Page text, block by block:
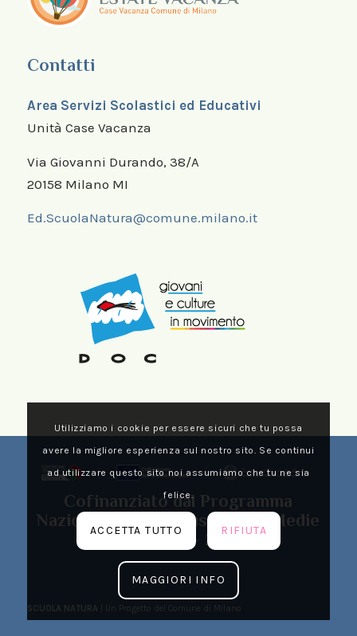
Contatti
Area Servizi Scolastici ed Educativi
Unità Case Vacanza
Via Giovanni Durando, 38/A
20158 Milano MI
Ed.ScuolaNatura@comune.milano.it
Cofinanziato dal Programma
Nazionale Metro Plus e Città Medie
Sud 2021 – 2027
SCUOLA NATURA | Un Progetto del Comune di Milano
Utilizziamo i cookie per essere sicuri che tu possa
avere la migliore esperienza sul nostro sito. Se continui
ad utilizzare questo sito noi assumiamo che tu ne sia
felice.
ACCETTA TUTTO RIFIUTA
MAGGIORI INFO